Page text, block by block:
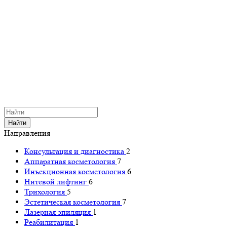
Найти
Направления
Консультация и диагностика 2
Аппаратная косметология 7
Инъекционная косметология 6
Нитевой лифтинг 6
Трихология 5
Эстетическая косметология 7
Лазерная эпиляция 1
Реабилитация 1